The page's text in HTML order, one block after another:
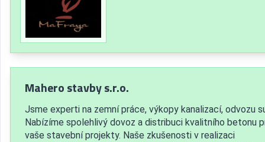
Mahero stavby s.r.o.
Jsme experti na zemní práce, výkopy kanalizací, odvozu
Nabízíme spolehlivý dovoz a distribuci kvalitního betonu
vaše stavební projekty. Naše zkušenosti v realizaci